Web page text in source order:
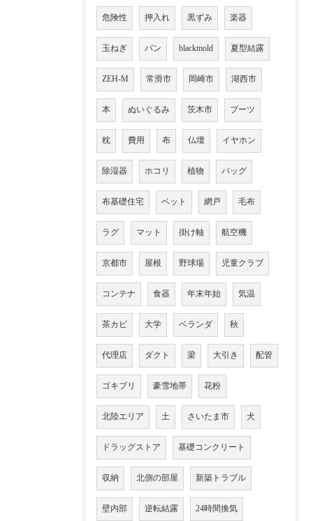
危険性 押入れ 黒ずみ 楽器
玉ねぎ パン blackmold 夏型結露
ZEH-M 常滑市 岡崎市 湖西市
本 ぬいぐるみ 茨木市 ブーツ
枕 費用 布 仏壇 イヤホン
除湿器 ホコリ 植物 バッグ
布基礎住宅 ベット 網戸 毛布
ラグ マット 掛け軸 航空機
京都市 屋根 野球場 児童クラブ
コンテナ 食器 年末年始 気温
茶カビ 大学 ベランダ 秋
代理店 ダクト 梁 大引き 配管
ゴキブリ 豪雪地帯 花粉
北陸エリア 土 さいたま市 犬
ドラッグストア 基礎コンクリート
収納 北側の部屋 新築トラブル
壁内部 逆転結露 24時間換気